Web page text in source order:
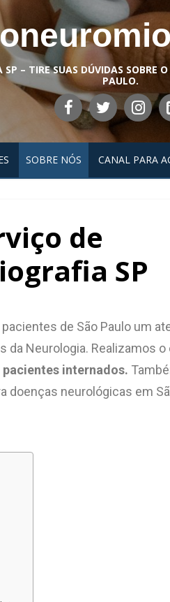
SP – TIRE SUAS DÚVIDAS SOBRE
PAULO.
SOBRE NÓS CANAL PARA
de
SP
de São Paulo um
da Neurologia. Realizamos o
internados.
doenças neurológicas em